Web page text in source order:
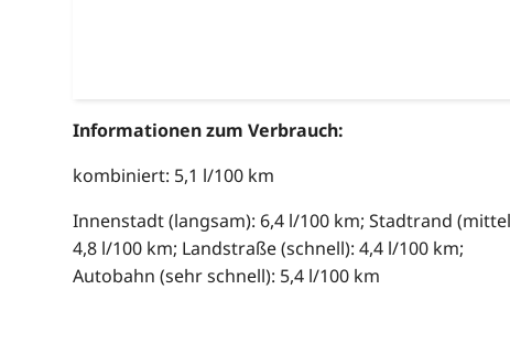
Informationen zum Verbrauch:
kombiniert: 5,1 l/100 km
Innenstadt (langsam): 6,4 l/100 km; Stadtrand
4,8 l/100 km; Landstraße (schnell): 4,4 l/100 km;
Autobahn (sehr schnell): 5,4 l/100 km